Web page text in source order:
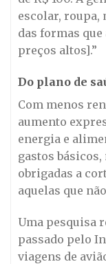
escolar,
das formas
preços altos].”
Do plano de
Com menos
aumento
energia e
gastos
obrigadas a
aquelas que
Uma pesquisa
passado pelo
viagens de